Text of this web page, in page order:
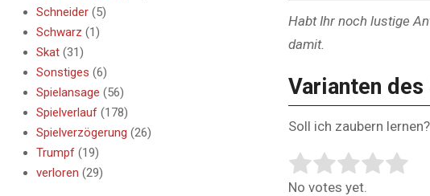
Habt Ihr noch lustige
damit.
Varianten
Soll ich zaubern lernen?
Rate this item:
Submit Rating
No votes yet.
Schneider (5)
Schwarz (1)
Skat (31)
Sonstiges (6)
Spielansage (56)
Spielverlauf (178)
Spielverzögerung (26)
Trumpf (19)
verloren (29)